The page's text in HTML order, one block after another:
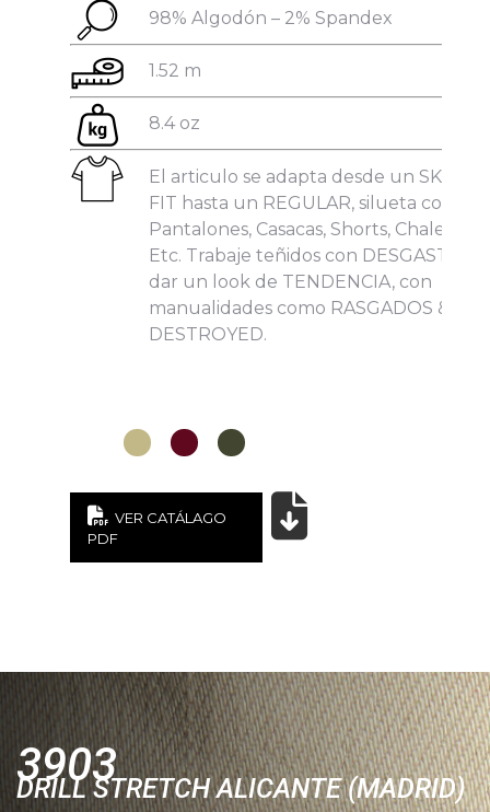
98% Algodón – 2% Spandex
1.52 m
8.4 oz
El articulo se adapta desde un SKINNY
FIT hasta un REGULAR, silueta como:
Pantalones, Casacas, Shorts, Chalecos,
Etc. Trabaje teñidos con DESGASTE
dar un look de TENDENCIA, con
manualidades como RASGADOS &
DESTROYED.
VER CATÁLAGO
PDF
3903
DRILL STRETCH ALICANTE (MADRID)
He leído y acepto laPolítica de Privacidad.